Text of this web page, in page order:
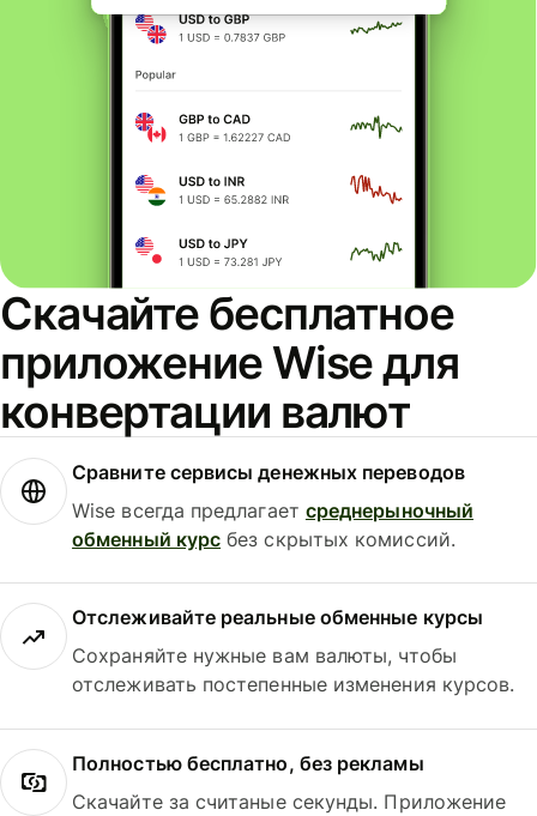
Скачайте бесплатное
приложение Wise для
конвертации валют
Сравните сервисы денежных переводов
Wise всегда предлагает среднерыночный
обменный курс без скрытых комиссий.
Отслеживайте реальные обменные курсы
Сохраняйте нужные вам валюты, чтобы
отслеживать постепенные изменения курсов.
Полностью бесплатно, без рекламы
Скачайте за считаные секунды. Приложение